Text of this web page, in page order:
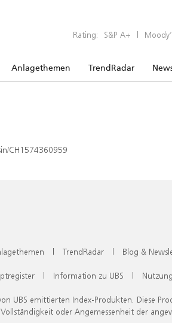
Rating: S&P A+ |
Anlagethemen TrendRadar
CH1574360959
| TrendRadar | Blog &
| Information zu UBS |
UBS emittierten Index-Produkten. Diese
oder Angemessenheit der